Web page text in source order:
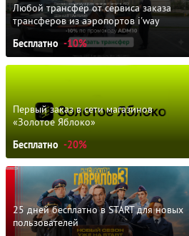
Любой трансфер от сервиса заказа
трансферов из аэропортов i'way
Бесплатно -10%
Первый заказ в сети магазинов
«Золотое Яблоко»
Бесплатно -20%
25 дней бесплатно в START для новых
пользователей